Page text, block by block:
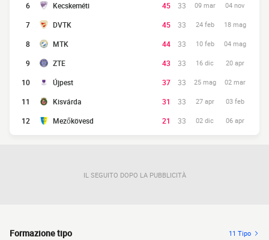
6 Kecskeméti 45 33 09 mar 04 nov
7 DVTK 45 33 24 feb 18 mag
8 MTK 44 33 10 feb 04 mag
9 ZTE 43 33 16 dic 20 apr
10 Újpest 37 33 25 mag 02 mar
11 Kisvárda 31 33 27 apr 03 feb
12 Mezőkövesd 21 33 02 dic 06 apr
IL SEGUITO DOPO LA PUBBLICITÀ
Formazione tipo 11 Tipo